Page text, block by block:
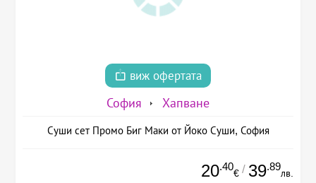
виж офертата
София Хапване
Суши сет Промо Биг Маки от Йоко Суши, София
20.40
€ / 39.89
лв.